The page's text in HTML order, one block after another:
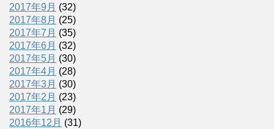
2017年9月 (32)
2017年8月 (25)
2017年7月 (35)
2017年6月 (32)
2017年5月 (30)
2017年4月 (28)
2017年3月 (30)
2017年2月 (23)
2017年1月 (29)
2016年12月 (31)